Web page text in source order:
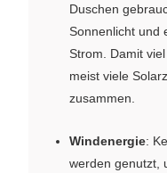
Duschen
Sonnenlicht und
Strom. Damit
meist viele
zusammen.
Windenergie:
werden genutzt,